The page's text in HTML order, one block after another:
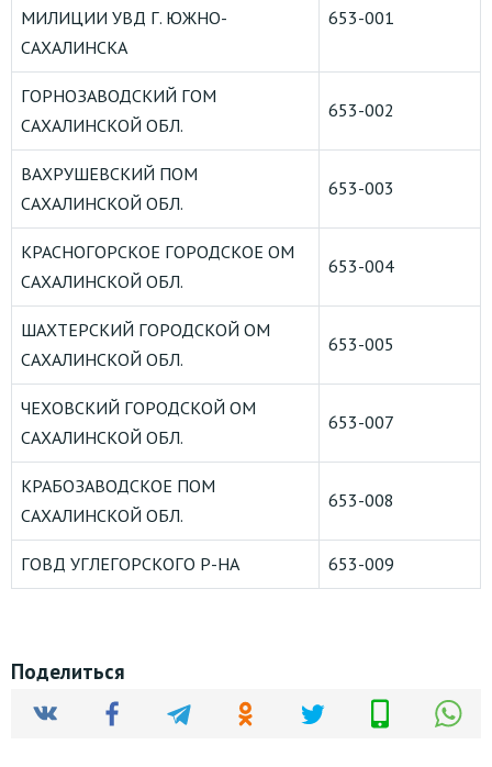
МИЛИЦИИ УВД Г. ЮЖНО-
САХАЛИНСКА
653-001
ГОРНОЗАВОДСКИЙ ГОМ
САХАЛИНСКОЙ ОБЛ.
653-002
ВАХРУШЕВСКИЙ ПОМ
САХАЛИНСКОЙ ОБЛ.
653-003
КРАСНОГОРСКОЕ ГОРОДСКОЕ ОМ
САХАЛИНСКОЙ ОБЛ.
653-004
ШАХТЕРСКИЙ ГОРОДСКОЙ ОМ
САХАЛИНСКОЙ ОБЛ.
653-005
ЧЕХОВСКИЙ ГОРОДСКОЙ ОМ
САХАЛИНСКОЙ ОБЛ.
653-007
КРАБОЗАВОДСКОЕ ПОМ
САХАЛИНСКОЙ ОБЛ.
653-008
ГОВД УГЛЕГОРСКОГО Р-НА 653-009
Поделиться